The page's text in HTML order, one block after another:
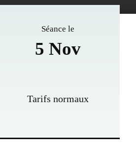
Séance le
5 Nov
Tarifs normaux